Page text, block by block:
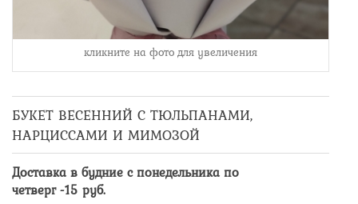
кликните на фото для увеличения
БУКЕТ ВЕСЕННИЙ С ТЮЛЬПАНАМИ,
НАРЦИССАМИ И МИМОЗОЙ
Доставка в будние с понедельника по
четверг -15 руб.